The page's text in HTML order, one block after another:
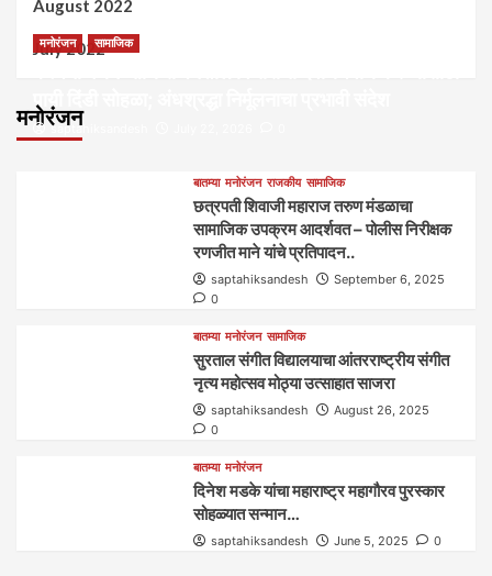
August 2022
July 2022
मनोरंजन
मनोरंजन सामाजिक
पायी दिंडी सोहळा; अंधश्रद्धा निर्मूलनाचा प्रभावी संदेश
saptahiksandesh
बातम्या मनोरंजन राजकीय सामाजिक
छत्रपती शिवाजी महाराज तरुण मंडळाचा
सामाजिक उपक्रम आदर्शवत – पोलीस निरीक्षक
रणजीत माने यांचे प्रतिपादन..
saptahiksandesh
September 6, 2025
0
बातम्या मनोरंजन सामाजिक
सुरताल संगीत विद्यालयाचा आंतरराष्ट्रीय संगीत
नृत्य महोत्सव मोठ्या उत्साहात साजरा
saptahiksandesh
August 26, 2025
0
बातम्या मनोरंजन
दिनेश मडके यांचा महाराष्ट्र महागौरव‌ पुरस्कार‌‌‌
सोहळ्यात सन्मान…
saptahiksandesh June 5, 2025 0